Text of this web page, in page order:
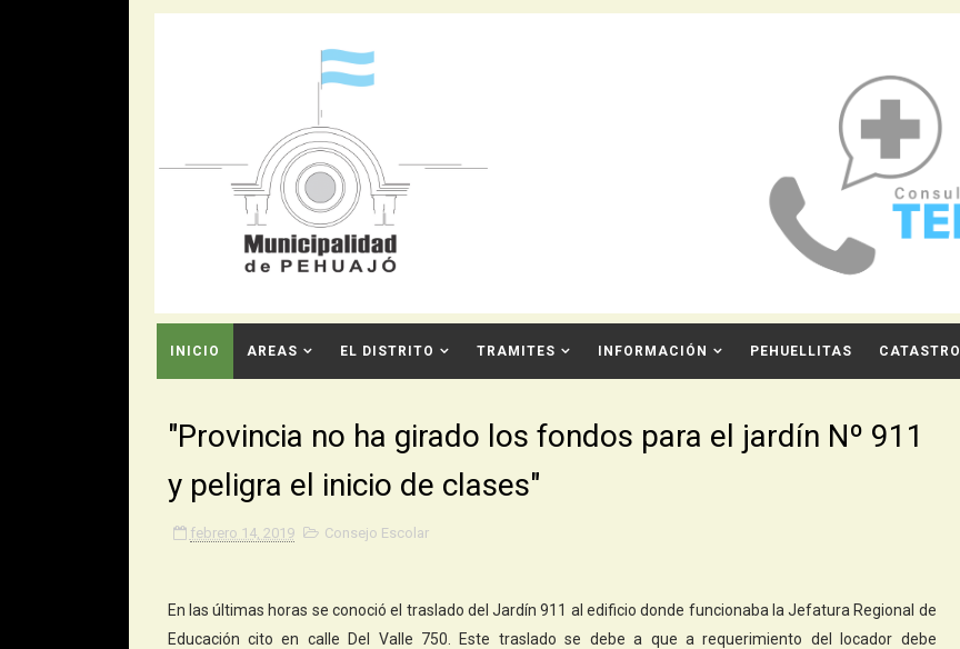
INICIO AREAS EL DISTRITO TRAMITES INFORMACIÓN PEHUELLITAS CATASTRO
"Provincia no ha girado los fondos para el jardín Nº 911
y peligra el inicio de clases"
febrero 14, 2019 Consejo Escolar
En las últimas horas se conoció el traslado del Jardín 911 al edificio donde funcionaba la Jefatura Regional de
Educación cito en calle Del Valle 750. Este traslado se debe a que a requerimiento del locador debe